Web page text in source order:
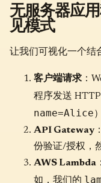
无服务器应
见模式
让我们可视化一个结
客户端请求 ：
程序发送 HTTP
name=Alice
API Gateway
份验证/授权，
AWS Lambda
如，我们的